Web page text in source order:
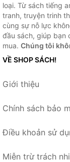
loại. Từ sách tiếng
tranh, truyện trinh
cùng sự nỗ lực
đầu sách, giúp bạn
mua. Chúng tôi
VỀ SHOP SÁCH!
Giới thiệu
Chính sách bảo
Điều khoản sử
Miễn trừ trách